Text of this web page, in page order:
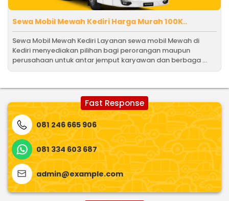
Sewa Mobil Mewah Kediri Harga Murah 100K..
Sewa Mobil Mewah Kediri Layanan sewa mobil Mewah di
Kediri menyediakan pilihan bagi perorangan maupun
perusahaan untuk antar jemput karyawan dan berbaga ...
Fast Response
081 246 665 906
081 334 603 687
admin@example.com